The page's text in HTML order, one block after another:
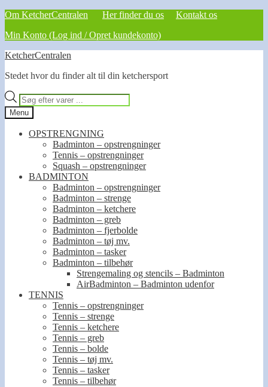
Om KetcherCentralen Her finder du os
Kontakt os
Min Konto (Log ind / Opret kundekonto)
Spring
navigation
Spring
indhold
KetcherCentralen
Stedet hvor du finder alt til din ketchersport
Products
search
Menu
OPSTRENGNING
Badminton – opstrengninger
Tennis – opstrengninger
Squash – opstrengninger
BADMINTON
Badminton – opstrengninger
Badminton – strenge
Badminton – ketchere
Badminton – greb
Badminton – fjerbolde
Badminton – tøj mv.
Badminton – tasker
Badminton – tilbehør
Strengemaling og stencils – Badminton
AirBadminton – Badminton udenfor
TENNIS
Tennis – opstrengninger
Tennis – strenge
Tennis – ketchere
Tennis – greb
Tennis – bolde
Tennis – tøj mv.
Tennis – tasker
Tennis – tilbehør